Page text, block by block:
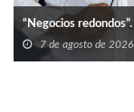
“Negocios redondos”.
7 de agosto de 2026